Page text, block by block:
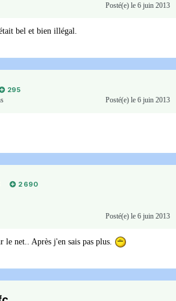
Posté(e) le 6 juin 2013
bel et bien illégal.
295
Posté(e) le 6 juin 2013
2 690
Posté(e) le 6 juin 2013
net.. Après j'en sais pas plus.